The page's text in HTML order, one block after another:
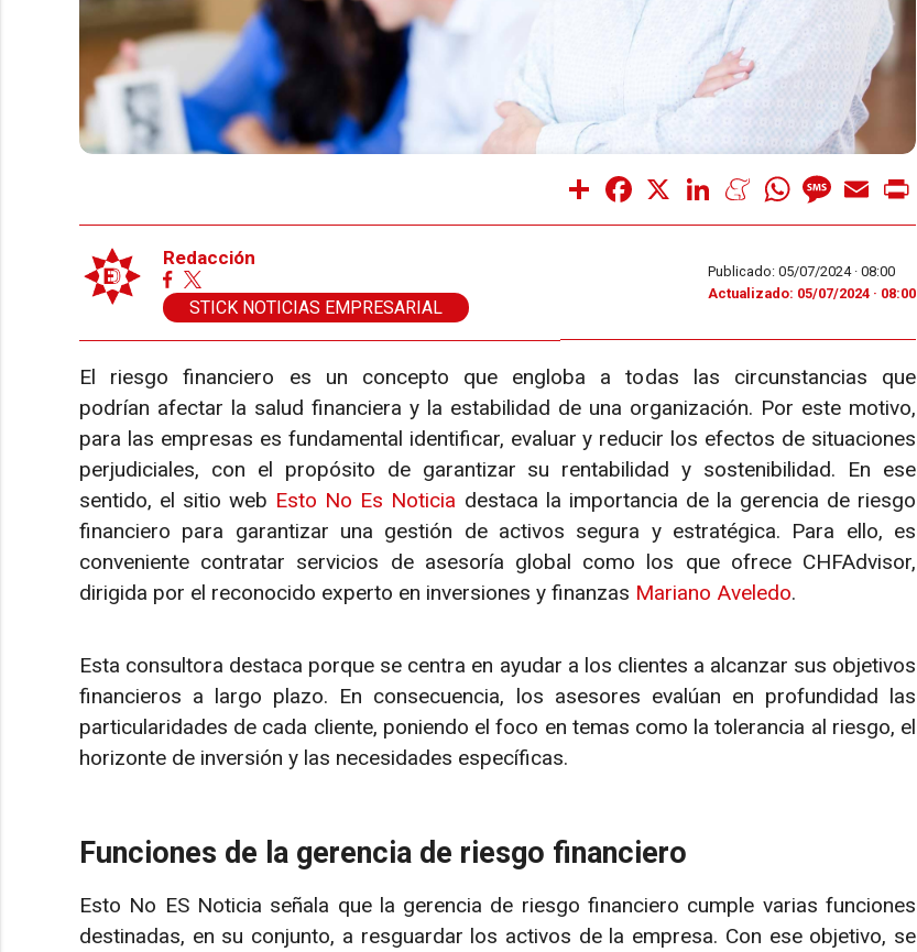
Share Facebook LinkedInMeneameWhatsAppMessage
Email
Redacción
STICK NOTICIAS EMPRESARIAL
Publicado: 05/07/2024 · 08:00
Actualizado: 05/07/2024 · 08:00
El riesgo financiero es un concepto que engloba a todas las circunstancias que
podrían afectar la salud financiera y la estabilidad de una organización. Por este motivo,
para las empresas es fundamental identificar, evaluar y reducir los efectos de situaciones
perjudiciales, con el propósito de garantizar su rentabilidad y sostenibilidad. En ese
sentido, el sitio web Esto No Es Noticia destaca la importancia de la gerencia de riesgo
financiero para garantizar una gestión de activos segura y estratégica. Para ello, es
conveniente contratar servicios de asesoría global como los que ofrece CHFAdvisor,
dirigida por el reconocido experto en inversiones y finanzas Mariano Aveledo.
Esta consultora destaca porque se centra en ayudar a los clientes a alcanzar sus objetivos
financieros a largo plazo. En consecuencia, los asesores evalúan en profundidad las
particularidades de cada cliente, poniendo el foco en temas como la tolerancia al riesgo, el
horizonte de inversión y las necesidades específicas.
Funciones de la gerencia de riesgo financiero
Esto No ES Noticia señala que la gerencia de riesgo financiero cumple varias funciones
destinadas, en su conjunto, a resguardar los activos de la empresa. Con ese objetivo, se